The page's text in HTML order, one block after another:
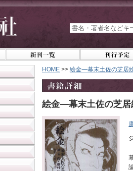
HOME >> 絵金―幕末土佐の芝居
絵金―幕末土佐の芝居